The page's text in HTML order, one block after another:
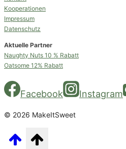
Kooperationen
Impressum
Datenschutz
Aktuelle Partner
Naughty Nuts 10 % Rabatt
Oatsome 12% Rabatt
Facebook Instagram
© 2026 MakeItSweet